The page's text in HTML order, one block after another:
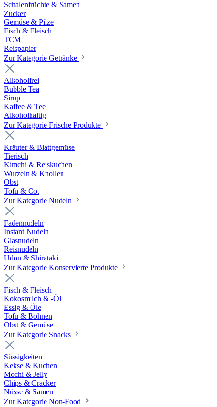
Schalenfrüchte & Samen
Zucker
Gemüse & Pilze
Fisch & Fleisch
TCM
Reispapier
Zur Kategorie Getränke
Alkoholfrei
Bubble Tea
Sirup
Kaffee & Tee
Alkoholhaltig
Zur Kategorie Frische Produkte
Kräuter & Blattgemüse
Tierisch
Kimchi & Reiskuchen
Wurzeln & Knollen
Obst
Tofu & Co.
Zur Kategorie Nudeln
Fadennudeln
Instant Nudeln
Glasnudeln
Reisnudeln
Udon & Shirataki
Zur Kategorie Konservierte Produkte
Fisch & Fleisch
Kokosmilch & -Öl
Essig & Öle
Tofu & Bohnen
Obst & Gemüse
Zur Kategorie Snacks
Süssigkeiten
Kekse & Kuchen
Mochi & Jelly
Chips & Cracker
Nüsse & Samen
Zur Kategorie Non-Food